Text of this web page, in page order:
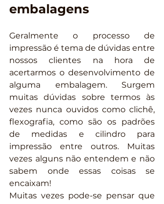
embalagens
Geralmente o processo de
impressão é tema de dúvidas entre
nossos clientes na hora de
acertarmos o desenvolvimento de
alguma embalagem. Surgem
muitas dúvidas sobre termos às
vezes nunca ouvidos como clichê,
flexografia, como são os padrões
de medidas e cilindro para
impressão entre outros. Muitas
vezes alguns não entendem e não
sabem onde essas coisas se
encaixam!
Muitas vezes pode-se pensar que